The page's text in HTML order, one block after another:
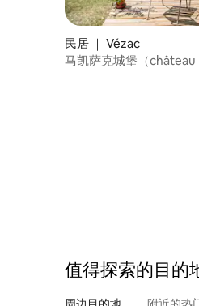
民居 ｜ Vézac
马凯萨克城堡（château
值得探索的目的